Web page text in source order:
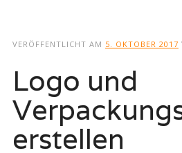
VERÖFFENTLICHT AM 5. OKTOBER 2017
Logo und
erstellen